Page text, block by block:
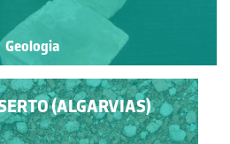
Geologia
(ALGARVIAS)